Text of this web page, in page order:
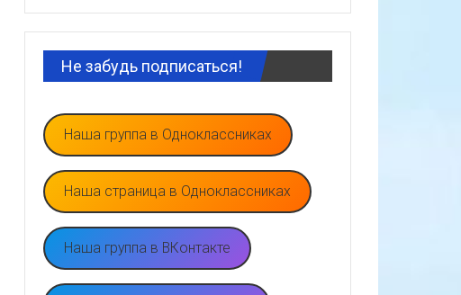
Не забудь подписаться!
Наша группа в Одноклассниках
Наша страница в Одноклассниках
Наша группа в ВКонтакте